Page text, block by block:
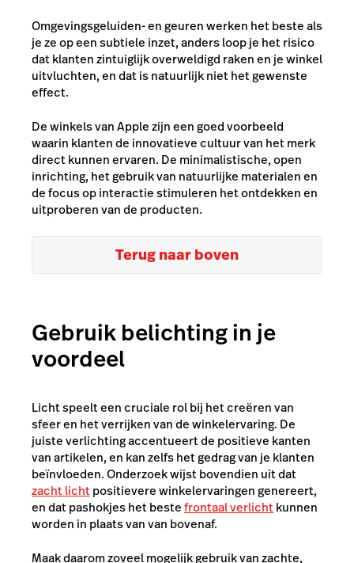
Omgevingsgeluiden- en geuren werken het beste als
je ze op een subtiele inzet, anders loop je het risico
dat klanten zintuiglijk overweldigd raken en je winkel
uitvluchten, en dat is natuurlijk niet het gewenste
effect.
De winkels van Apple zijn een goed voorbeeld
waarin klanten de innovatieve cultuur van het merk
direct kunnen ervaren. De minimalistische, open
inrichting, het gebruik van natuurlijke materialen en
de focus op interactie stimuleren het ontdekken en
uitproberen van de producten.
Terug naar boven
Gebruik belichting in je
voordeel
Licht speelt een cruciale rol bij het creëren van
sfeer en het verrijken van de winkelervaring. De
juiste verlichting accentueert de positieve kanten
van artikelen, en kan zelfs het gedrag van je klanten
beïnvloeden. Onderzoek wijst bovendien uit dat
zacht lichtpositievere winkelervaringen genereert,
en dat pashokjes het bestefrontaal verlichtkunnen
worden in plaats van van bovenaf.
Maak daarom zoveel mogelijk gebruik van zachte,